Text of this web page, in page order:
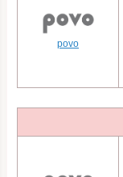
povo